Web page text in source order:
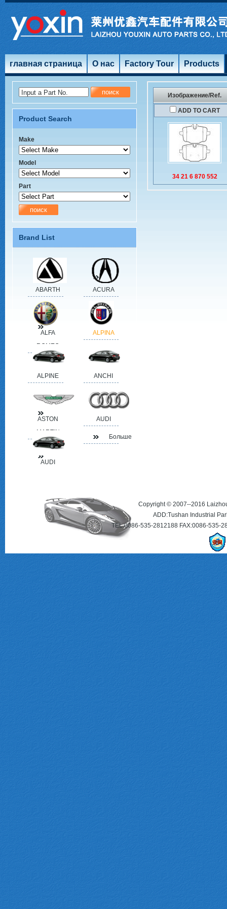
главная страница О нас Factory Tour Products
Изображение/Ref.
ADD TO CART
34 21 6 870 552
Input a Part No.
Product Search
Make
Model
Part
Brand List
ABARTH ACURA
ALFA
ROMEO
ALPINA
ALPINE ANCHI
ASTON
MARTIN
AUDI
AUDI
Больше
Copyright © 2007--2016
ADD:Tushan Industrial
TEL:0086-535-2812188 FAX:0086-535-